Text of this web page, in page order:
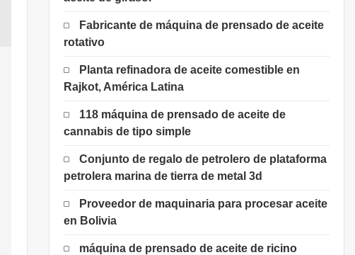
Fabricante de máquina de prensado de aceite
rotativo
Planta refinadora de aceite comestible en
Rajkot, América Latina
118 máquina de prensado de aceite de
cannabis de tipo simple
Conjunto de regalo de petrolero de plataforma
petrolera marina de tierra de metal 3d
Proveedor de maquinaria para procesar aceite
en Bolivia
máquina de prensado de aceite de ricino